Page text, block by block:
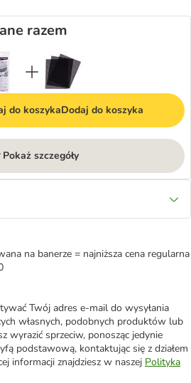
razem
do koszykaDodaj do koszyka
Pokaż szczegóły
na banerze = najniższa cena regularna
Twój adres e-mail do wysyłania
własnych, podobnych produktów lub
wyrazić sprzeciw, ponosząc jedynie
podstawową, kontaktując się z działem
informacji znajdziesz w naszej Polityka